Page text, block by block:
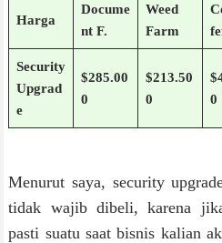
Harga
Docume
nt F.
Weed
Farm
Security
Upgrad
e
$285.00
0
$213.50
0
0
Menurut saya, security
tidak wajib dibeli, karena
pasti suatu saat bisnis kalian